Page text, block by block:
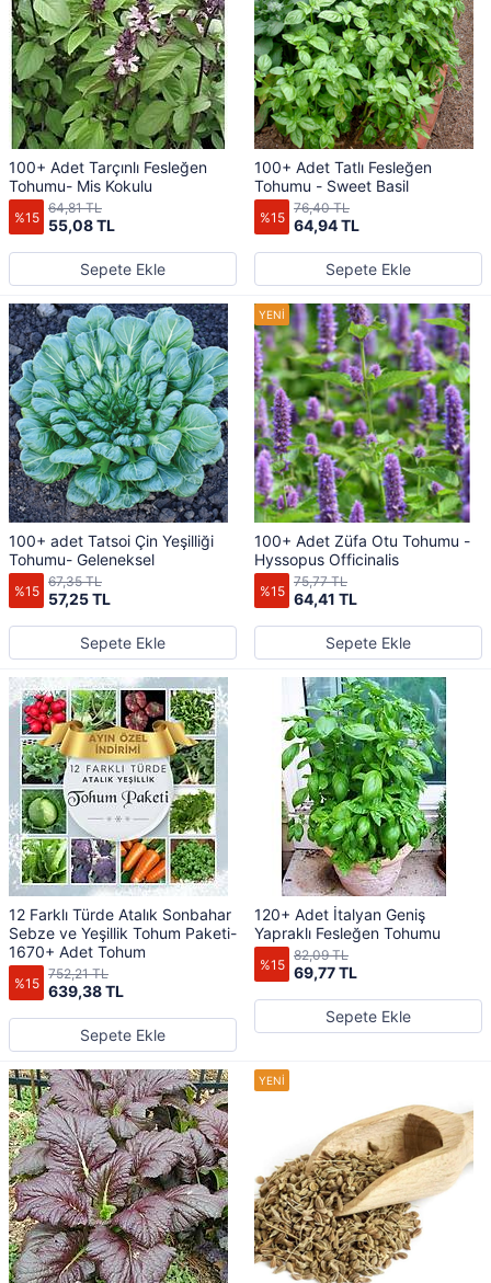
100+ Adet Tarçınlı Fesleğen
Tohumu- Mis Kokulu
%15 55,08 TL
64,81 TL
Sepete Ekle
100+ Adet Tatlı Fesleğen
Tohumu - Sweet Basil
%15 64,94 TL
76,40 TL
Sepete Ekle
100+ adet Tatsoi Çin Yeşilliği
Tohumu- Geleneksel
%15 57,25 TL
67,35 TL
Sepete Ekle
100+ Adet Züfa Otu Tohumu -
Hyssopus Officinalis
%15 64,41 TL
75,77 TL
Sepete Ekle
12 Farklı Türde Atalık Sonbahar
Sebze ve Yeşillik Tohum Paketi-
1670+ Adet Tohum
%15 639,38 TL
752,21 TL
Sepete Ekle
120+ Adet İtalyan Geniş
Yapraklı Fesleğen Tohumu
%15 69,77 TL
82,09 TL
Sepete Ekle